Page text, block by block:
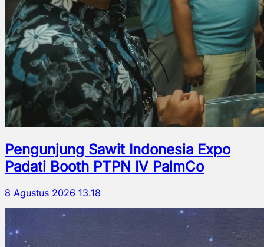
Pengunjung Sawit Indonesia Expo
Padati Booth PTPN IV PalmCo
8 Agustus 2026 13.18